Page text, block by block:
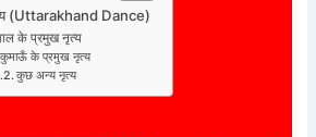
(Uttarakhand Dance)
के प्रमुख नृत्य
कुमाऊँ के प्रमुख नृत्य
कुछ अन्य नृत्य